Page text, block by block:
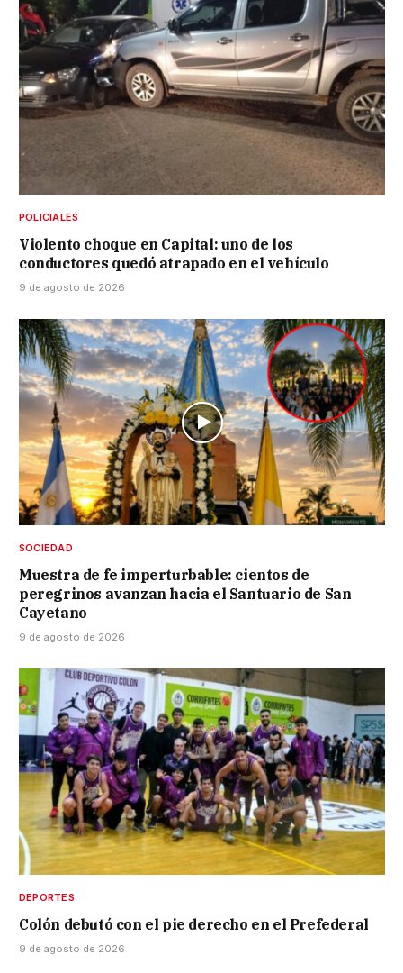
POLICIALES
Violento choque en Capital: uno de los
conductores quedó atrapado en el vehículo
9 de agosto de 2026
SOCIEDAD
Muestra de fe imperturbable: cientos de
peregrinos avanzan hacia el Santuario de San
Cayetano
9 de agosto de 2026
DEPORTES
Colón debutó con el pie derecho en el Prefederal
9 de agosto de 2026